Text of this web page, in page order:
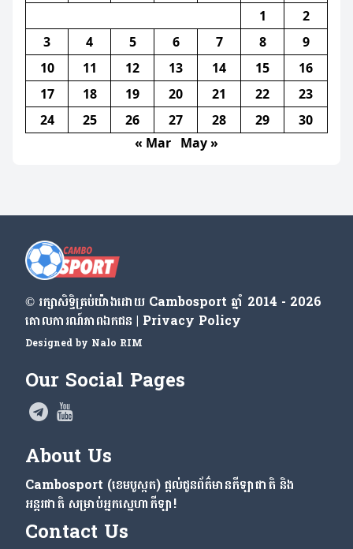
1
2
3
4 5 6 7 8
9
10
11 12 13 14 15
16
17
18 19 20 21 22
23
24
25 26 27 28 29
30
« Mar May »
© រក្សា​សិទ្ធិ​គ្រប់​យ៉ាង​ដោយ​ Cambosport ឆ្នាំ 2014 - 2026
គោលការណ៍​ភាព​ឯកជន | Privacy Policy
Designed by Nalo RIM
Our Social Pages
About Us
Cambosport (ខេមបូស្ពត) ផ្តល់ជូនព័ត៌មានកីឡាជាតិ និង
អន្តរជាតិ សម្រាប់អ្នកស្នេហាកីឡា!
Contact Us